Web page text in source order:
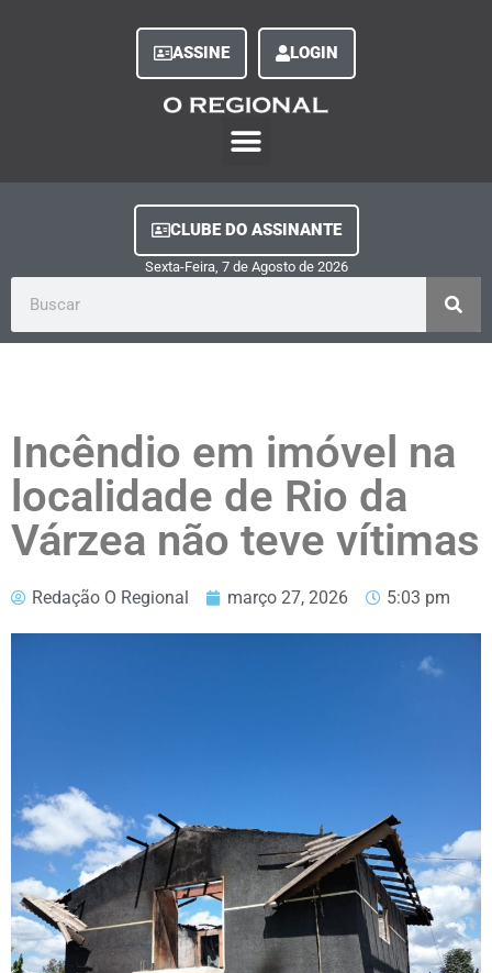
ASSINE LOGIN
CLUBE DO ASSINANTE
Sexta-Feira, 7de Agostode 2026
Incêndio em imóvel na
localidade de Rio da
Várzea não teve vítimas
Redação O Regional março 27, 2026 5:03 pm